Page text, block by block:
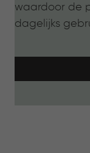
waardoor de
dagelijks